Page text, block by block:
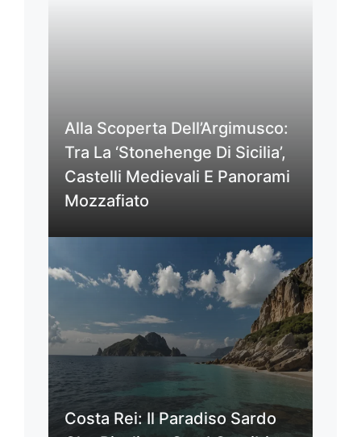
Alla Scoperta Dell’Argimusco:
Tra La ‘Stonehenge Di Sicilia’,
Castelli Medievali E Panorami
Mozzafiato
Costa Rei: Il Paradiso Sardo